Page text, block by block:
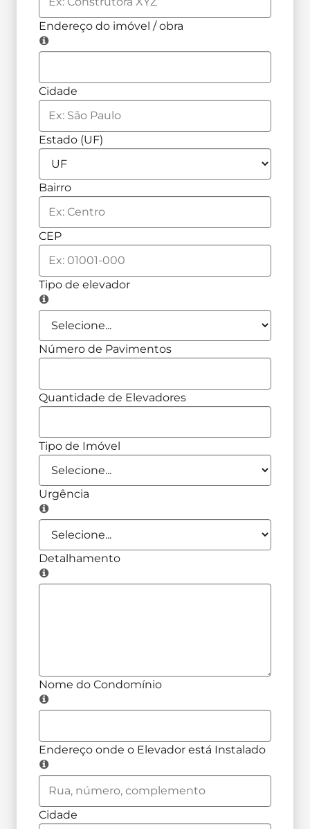
Endereço do imóvel / obra
Cidade
Estado (UF)
Bairro
CEP
Tipo de elevador
Número de Pavimentos
Quantidade de Elevadores
Tipo de Imóvel
Urgência
Detalhamento
Nome do Condomínio
Endereço onde o Elevador está Instalado
Cidade